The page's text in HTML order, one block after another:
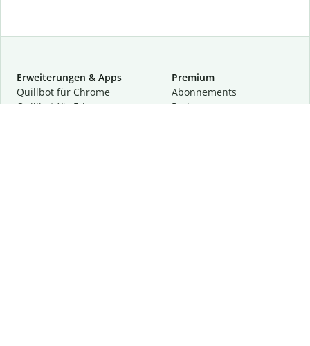
Erweiterungen & Apps
Quillbot für Chrome
Quillbot für Edge
Premium
Abon­ne­ments
Preise